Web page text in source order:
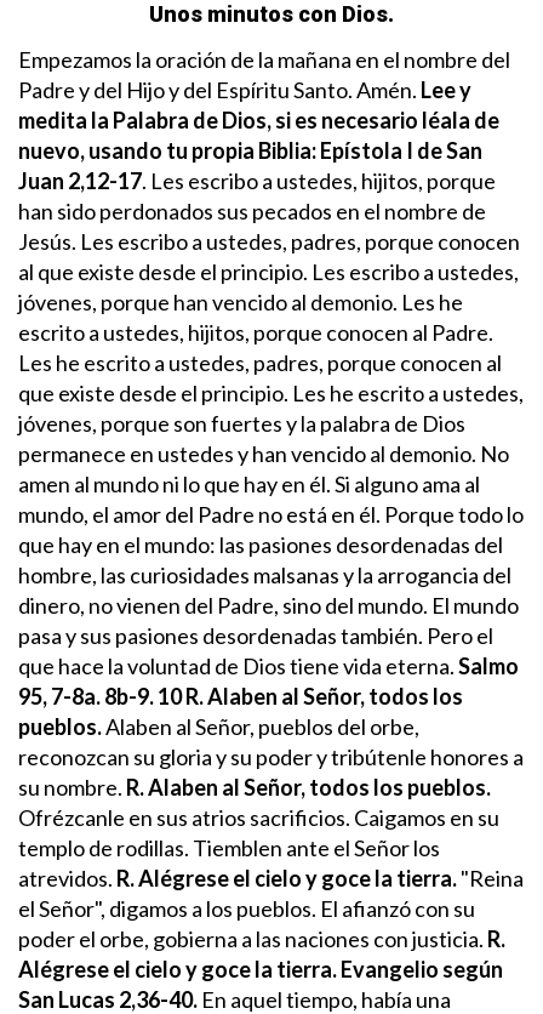
Unos minutos con Dios.
Empezamos la oración de la mañana en el nombre del
Padre y del Hijo y del Espíritu Santo. Amén. Lee y
medita la Palabra de Dios, si es necesario léala de
nuevo, usando tu propia Biblia:Epístola I de San
Juan 2,12-17. Les escribo a ustedes, hijitos, porque
han sido perdonados sus pecados en el nombre de
Jesús. Les escribo a ustedes, padres, porque conocen
al que existe desde el principio. Les escribo a ustedes,
jóvenes, porque han vencido al demonio. Les he
escrito a ustedes, hijitos, porque conocen al Padre.
Les he escrito a ustedes, padres, porque conocen al
que existe desde el principio. Les he escrito a ustedes,
jóvenes, porque son fuertes y la palabra de Dios
permanece en ustedes y han vencido al demonio. No
amen al mundo ni lo que hay en él. Si alguno ama al
mundo, el amor del Padre no está en él. Porque todo lo
que hay en el mundo: las pasiones desordenadas del
hombre, las curiosidades malsanas y la arrogancia del
dinero, no vienen del Padre, sino del mundo. El mundo
pasa y sus pasiones desordenadas también. Pero el
que hace la voluntad de Dios tiene vida eterna.Salmo
95, 7-8a. 8b-9. 10R. Alaben al Señor, todos los
pueblos.Alaben al Señor, pueblos del orbe,
reconozcan su gloria y su podery tribútenle honores a
su nombre. R. Alaben al Señor, todos los pueblos.
Ofrézcanle en sus atrios sacrificios. Caigamos en su
templo de rodillas. Tiemblen ante el Señor los
atrevidos. R. Alégrese el cielo y goce la tierra."Reina
el Señor", digamos a los pueblos. El afianzó con su
poder el orbe, gobierna a las naciones con justicia. R.
Alégrese el cielo y goce la tierra.Evangelio según
San Lucas 2,36-40. En aquel tiempo, había una